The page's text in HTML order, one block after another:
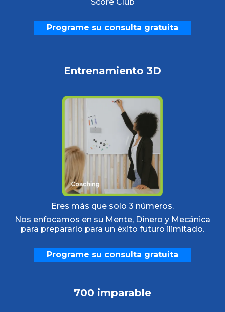
Programe su consulta gratuita
Entrenamiento 3D
Eres más que solo 3 números.
Nos enfocamos en su Mente, Dinero y Mecánica
para prepararlo para un éxito futuro ilimitado.
Programe su consulta gratuita
700 imparable